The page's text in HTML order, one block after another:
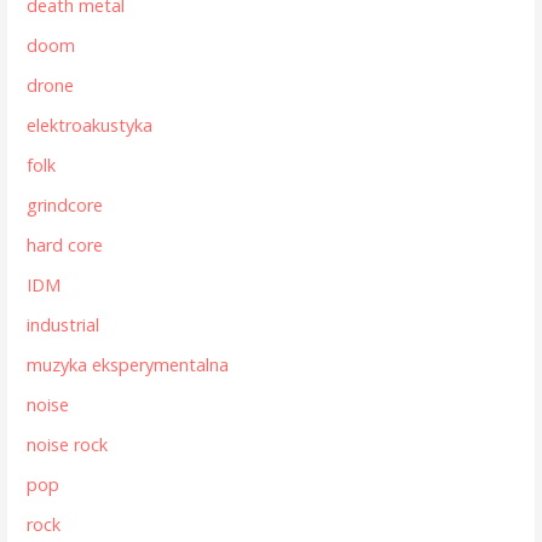
death metal
doom
drone
elektroakustyka
folk
grindcore
hard core
IDM
industrial
muzyka eksperymentalna
noise
noise rock
pop
rock